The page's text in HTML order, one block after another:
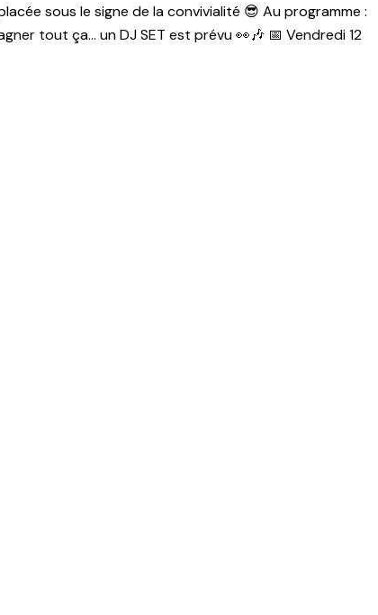
sous le signe de la convivialité 😎 Au programme :
tout ça… un DJ SET est prévu 👀🎶 📅 Vendredi 12